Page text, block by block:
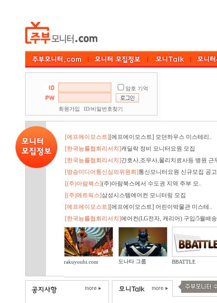
암호 기억
회원가입 ID/비밀번호찾기
[에프에이모스트][에프에이모스트] 모던하우스 미스테리..
[한국능률협회리서치]캐딜락 정비 모니터요원 모집
[한국능률협회리서치]간호사,조무사,물리치료사등 병원 근
[방송미디어통신심의위원회]통신모니터요원 신규모집 공고
[(주)아람북스](주)아람북스에서 수도권 지역 주부 모..
[(주)메트릭스]삼성시스템에어컨 모니터링 모집
[에프에이모스트][에프에이모스트] 어린이박물관 미스테..
[한국능률협회리서치]에어컨(LG전자, 캐리어) 구입/5월배
rakuyoubi.com 도나타 그룹 BBATTLE